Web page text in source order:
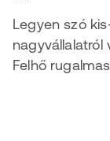
Legyen szó
nagyvállalatról
Felhő